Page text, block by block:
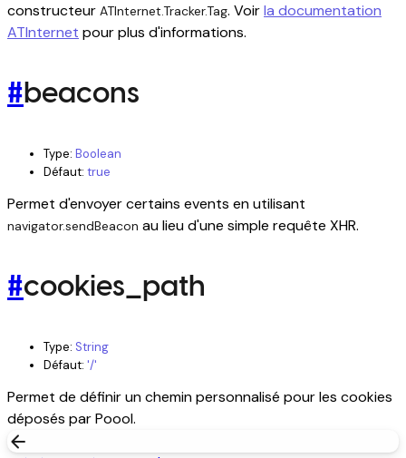
constructeur ATInternet.Tracker.Tag. Voirla documentation
ATInternet pour plus d'informations.
#beacons
Type: Boolean
Défaut: true
Permet d'envoyer certains events en utilisant
navigator.sendBeacon au lieu d'une simple requête XHR.
#cookies_path
Type: String
Défaut: '/'
Permet de définir un chemin personnalisé pour les cookies
déposés par Poool.
arrow_back